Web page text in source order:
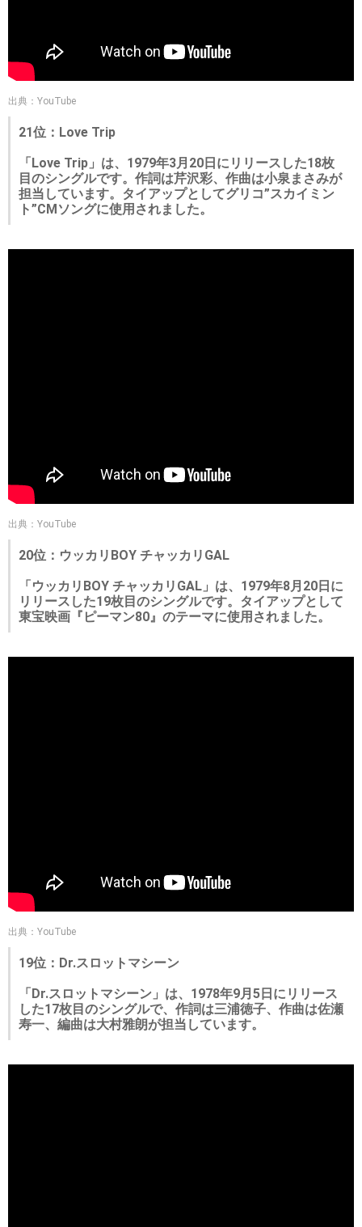
出典：YouTube
21位：Love Trip
「Love Trip」は、1979年3月20日にリリースした18枚
目のシングルです。作詞は芹沢彩、作曲は小泉まさみが
担当しています。タイアップとしてグリコ”スカイミン
ト”CMソングに使用されました。
出典：YouTube
20位：ウッカリBOY チャッカリGAL
「ウッカリBOY チャッカリGAL」は、1979年8月20日に
リリースした19枚目のシングルです。タイアップとして
東宝映画『ピーマン80』のテーマに使用されました。
出典：YouTube
19位：Dr.スロットマシーン
「Dr.スロットマシーン」は、1978年9月5日にリリース
した17枚目のシングルで、作詞は三浦徳子、作曲は佐瀬
寿一、編曲は大村雅朗が担当しています。